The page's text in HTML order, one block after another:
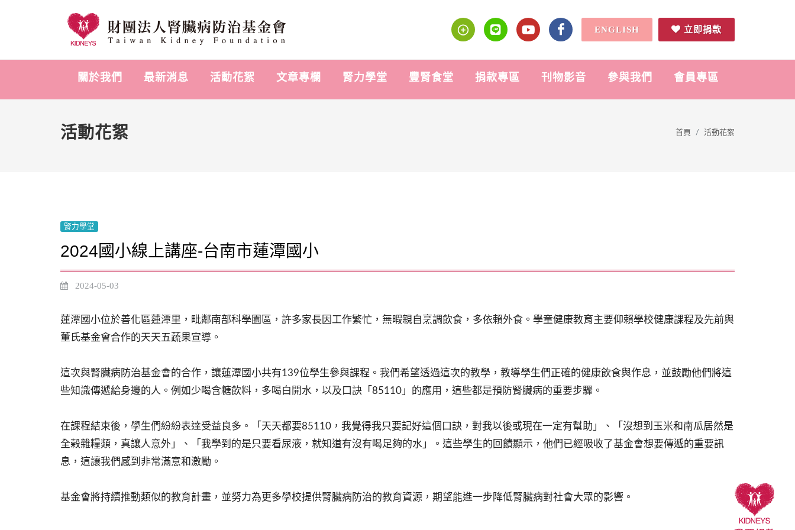
ENGLISH 立即捐款
關於我們 最新消息 活動花絮 文章專欄 腎力學堂 豐腎食堂 捐款專區 刊物影音 參與我們 會員專區
活動花絮 首頁 活動花絮
腎力學堂
2024國小線上講座-台南市蓮潭國小
2024-05-03
蓮潭國小位於善化區蓮潭里，毗鄰南部科學園區，許多家長因工作繁忙，無暇親自烹調飲食，多依賴外食。學童健康教育主要仰賴學校健康課程及先前與
董氏基金會合作的天天五蔬果宣導。
這次與腎臟病防治基金會的合作，讓蓮潭國小共有139位學生參與課程。我們希望透過這次的教學，教導學生們正確的健康飲食與作息，並鼓勵他們將這
些知識傳遞給身邊的人。例如少喝含糖飲料，多喝白開水，以及口訣「85110」的應用，這些都是預防腎臟病的重要步驟。
在課程結束後，學生們紛紛表達受益良多。「天天都要85110，我覺得我只要記好這個口訣，對我以後或現在一定有幫助」、「沒想到玉米和南瓜居然是
全榖雜糧類，真讓人意外」、「我學到的是只要看尿液，就知道有沒有喝足夠的水」。這些學生的回饋顯示，他們已經吸收了基金會想要傳遞的重要訊
息，這讓我們感到非常滿意和激勵。
基金會將持續推動類似的教育計畫，並努力為更多學校提供腎臟病防治的教育資源，期望能進一步降低腎臟病對社會大眾的影響。